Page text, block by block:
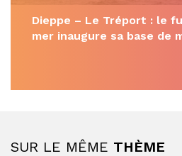
Dieppe – Le Tréport : le
mer inaugure sa base de
SUR LE MÊME THÈME